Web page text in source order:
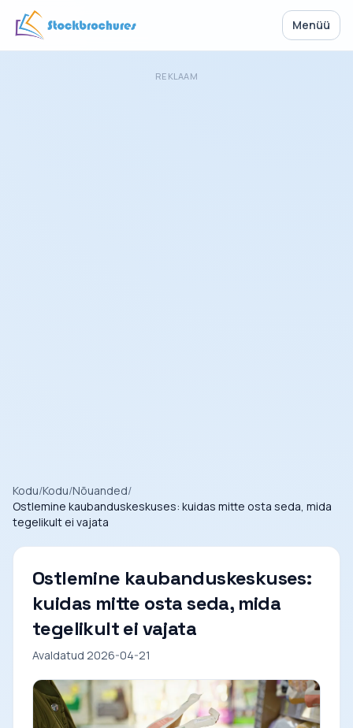
Menüü
REKLAAM
Kodu/Kodu/Nõuanded/
Ostlemine kaubanduskeskuses: kuidas mitte osta seda, mida
tegelikult ei vajata
Ostlemine kaubanduskeskuses:
kuidas mitte osta seda, mida
tegelikult ei vajata
Avaldatud 2026-04-21